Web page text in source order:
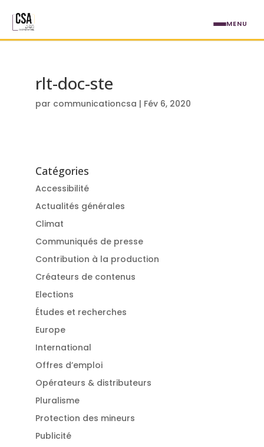
rlt-doc-ste
par communicationcsa | Fév 6, 2020
Catégories
Accessibilité
Actualités générales
Climat
Communiqués de presse
Contribution à la production
Créateurs de contenus
Elections
Études et recherches
Europe
International
Offres d’emploi
Opérateurs & distributeurs
Pluralisme
Protection des mineurs
Publicité
MENU